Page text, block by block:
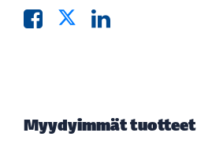
Myydyimmät tuotteet